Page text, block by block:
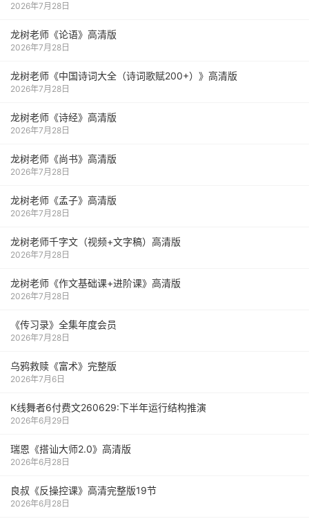
2026年7月28日
龙树老师《论语》高清版
2026年7月28日
龙树老师《中国诗词大全（诗词歌赋200+）》高清版
2026年7月28日
龙树老师《诗经》高清版
2026年7月28日
龙树老师《尚书》高清版
2026年7月28日
龙树老师《孟子》高清版
2026年7月28日
龙树老师千字文（视频+文字稿）高清版
2026年7月28日
龙树老师《作文基础课+进阶课》高清版
2026年7月28日
《传习录》全集年度会员
2026年7月28日
乌鸦救赎《富术》完整版
2026年7月6日
K线舞者6付费文260629:下半年运行结构推演
2026年6月29日
瑞恩《搭讪大师2.0》高清版
2026年6月28日
良叔《反操控课》高清完整版19节
2026年6月28日